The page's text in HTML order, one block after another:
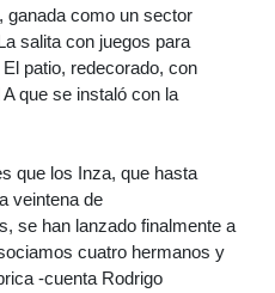
ganada como un sector
salita con juegos para
patio, redecorado, con
que se instaló con la
que los Inza, que hasta
veintena de
se han lanzado finalmente a
cuatro hermanos y
-cuenta Rodrigo